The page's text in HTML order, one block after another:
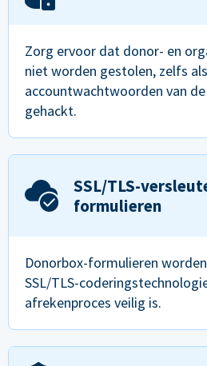
Zorg ervoor dat donor- en
niet worden gestolen, zelfs
accountwachtwoorden van
gehackt.
SSL/TLS-
formulieren
Donorbox-formulieren
SSL/TLS-
afrekenproces veilig is.